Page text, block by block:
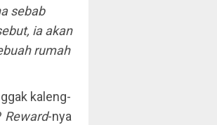
sebab
ia akan
rumah
kaleng-
Reward-nya